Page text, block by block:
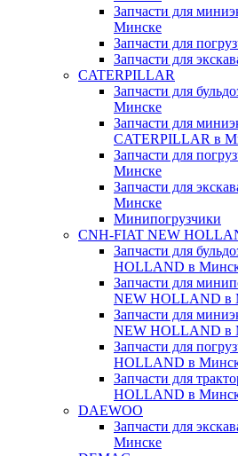
Запчасти для
Минске
Запчасти для
Запчасти для
CATERPILLAR
Запчасти для
Минске
Запчасти для
CATERPILLAR в
Запчасти для
Минске
Запчасти для
Минскe
Минипогрузчики
CNH-FIAT NEW
Запчасти для
HOLLAND в
Запчасти для
NEW HOLLAND в
Запчасти для
NEW HOLLAND в
Запчасти для
HOLLAND в
Запчасти для
HOLLAND в
DAEWOO
Запчасти для
Минске